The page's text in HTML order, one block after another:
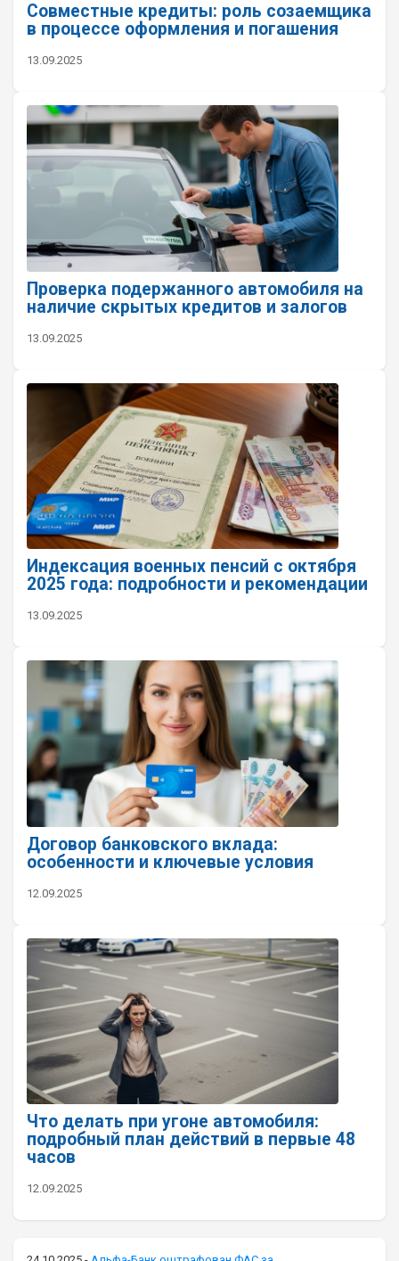
Совместные кредиты: роль созаемщика
в процессе оформления и погашения
13.09.2025
Проверка подержанного автомобиля на
наличие скрытых кредитов и залогов
13.09.2025
Индексация военных пенсий с октября
2025 года: подробности и рекомендации
13.09.2025
Договор банковского вклада:
особенности и ключевые условия
12.09.2025
Что делать при угоне автомобиля:
подробный план действий в первые 48
часов
12.09.2025